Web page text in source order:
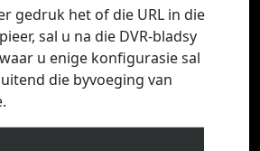
gedruk het of die URL in die
sal u na die DVR-bladsy
u enige konfigurasie sal
die byvoeging van